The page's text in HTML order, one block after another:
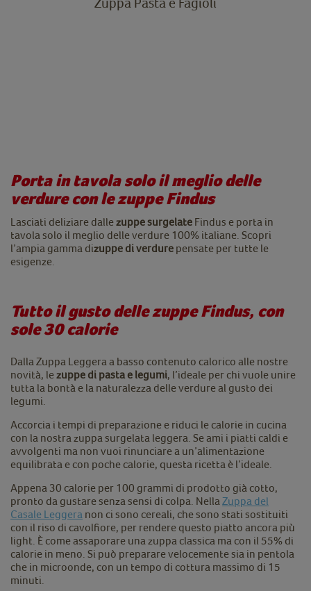
Porta in tavola solo il meglio delle
verdure con le zuppe Findus
Lasciati deliziare dallezuppe surgelate Findus e porta in
tavola solo il meglio delle verdure 100% italiane. Scopri
l’ampia gamma dizuppe di verdure pensate per tutte le
esigenze.
Tutto il gusto delle zuppe Findus, con
sole 30 calorie
Dalla Zuppa Leggera a basso contenuto calorico alle nostre
novità, lezuppe di pasta e legumi, l’ideale per chi vuole unire
tutta la bontà e la naturalezza delle verdure al gusto dei
legumi.
Accorcia i tempi di preparazione e riduci le calorie in cucina
con la nostra zuppa surgelata leggera. Se ami i piatti caldi e
avvolgenti ma non vuoi rinunciare a un’alimentazione
equilibrata e con poche calorie, questa ricetta è l’ideale.
Appena 30 calorie per 100 grammi di prodotto già cotto,
pronto da gustare senza sensi di colpa. Nella Zuppa del
Casale Leggera non ci sono cereali, che sono stati sostituiti
con il riso di cavolfiore, per rendere questo piatto ancora più
light. È come assaporare una zuppa classica ma con il 55% di
calorie in meno. Si può preparare velocemente sia in pentola
che in microonde, con un tempo di cottura massimo di 15
minuti.